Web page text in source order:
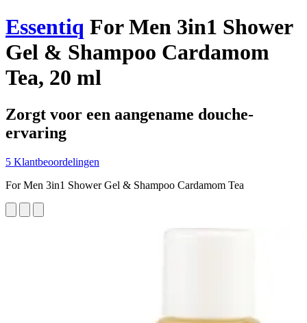
Essentiq For Men 3in1 Shower
Gel & Shampoo Cardamom
Tea, 20 ml
Zorgt voor een aangename douche-
ervaring
5 Klantbeoordelingen
For Men 3in1 Shower Gel & Shampoo Cardamom Tea